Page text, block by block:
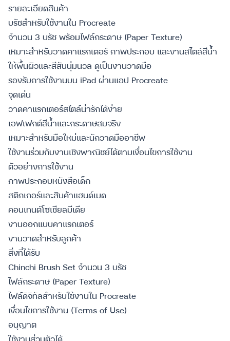
รายละเอียดสินค้า
บรัชสำหรับใช้งานใน Procreate
จำนวน 3 บรัช พร้อมไฟล์กระดาษ (Paper Texture)
เหมาะสำหรับวาดคาแรกเตอร์ ภาพประกอบ และงานสไตล์สีน้ำ
ให้พื้นผิวและสีสันนุ่มนวล ดูเป็นงานวาดมือ
รองรับการใช้งานบน iPad ผ่านแอป Procreate
จุดเด่น
วาดคาแรกเตอร์สไตล์น่ารักได้ง่าย
เอฟเฟกต์สีน้ำและกระดาษสมจริง
เหมาะสำหรับมือใหม่และนักวาดมืออาชีพ
ใช้งานร่วมกับงานเชิงพาณิชย์ได้ตามเงื่อนไขการใช้งาน
ตัวอย่างการใช้งาน
ภาพประกอบหนังสือเด็ก
สติกเกอร์และสินค้าแฮนด์เมด
คอนเทนต์โซเชียลมีเดีย
งานออกแบบคาแรกเตอร์
งานวาดสำหรับลูกค้า
สิ่งที่ได้รับ
Chinchi Brush Set จำนวน 3 บรัช
ไฟล์กระดาษ (Paper Texture)
ไฟล์ดิจิทัลสำหรับใช้งานใน Procreate
เงื่อนไขการใช้งาน (Terms of Use)
อนุญาต
ใช้งานส่วนตัวได้